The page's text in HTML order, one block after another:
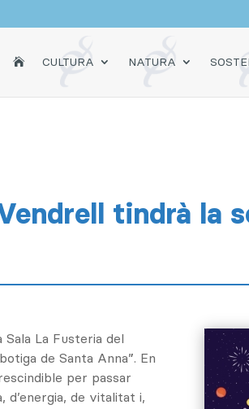
INICICULTURA NATURA
tindrà la
La Fusteria del
de Santa Anna”. En
per passar
d’energia, de vitalitat i,